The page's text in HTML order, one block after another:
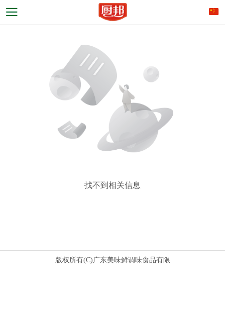
找不到相关信息
版权所有(C)广东美味鲜调味食品有限